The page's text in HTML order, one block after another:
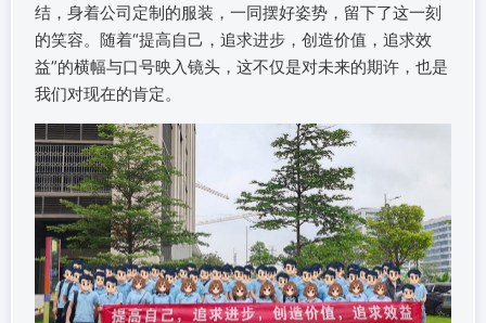
结，身着公司定制的服装，一同摆好姿势，留下了这一刻
的笑容。随着“提高自己，追求进步，创造价值，追求效
益”的横幅与口号映入镜头，这不仅是对未来的期许，也是
我们对现在的肯定。